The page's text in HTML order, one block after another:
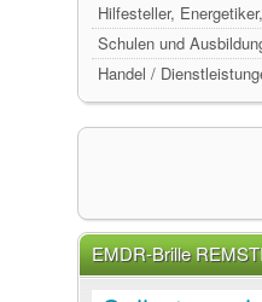
Hilfesteller,
Schulen und
Handel /
EMDR-Brille